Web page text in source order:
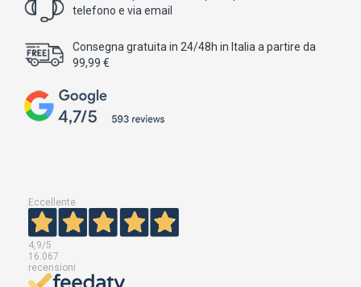
telefono e via email
Consegna gratuita in 24/48h in Italia a partire da
99,99 €
Eccellente
4,9/5
16.067
recensioni